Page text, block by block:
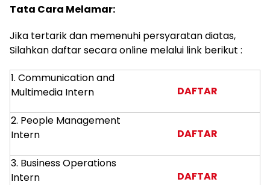
Tata Cara Melamar:
Jika tertarik dan memenuhi persyaratan diatas,
Silahkan daftar secara online melalui link berikut :
1. Communication and
Multimedia Intern
DAFTAR
2. People Management
Intern
DAFTAR
3. Business Operations
Intern
DAFTAR